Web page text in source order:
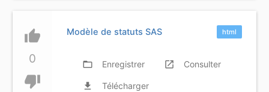
thumb_up
0
thumb_down
html
Modèle de statuts SAS
folder_open Enregistrer launch Consulter
file_download Télécharger